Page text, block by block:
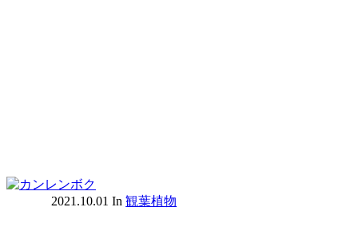
2021.10.01 In 観葉植物